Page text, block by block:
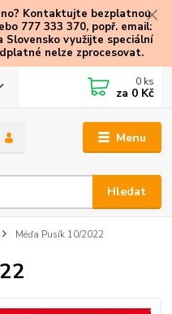
Kontaktujte bezplatnou
777 333 370, popř. email:
Slovensko využijte speciální
nelze zprocesovat.
Menu
Hledat
0 ks
za 0 Kč
Méďa Pusík 10/2022